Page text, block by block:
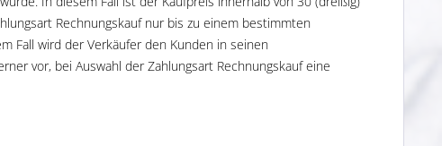
Rechnungskauf nur bis zu einem bestimmten
Fall wird der Verkäufer den Kunden in seinen
vor, bei Auswahl der Zahlungsart Rechnungskauf eine